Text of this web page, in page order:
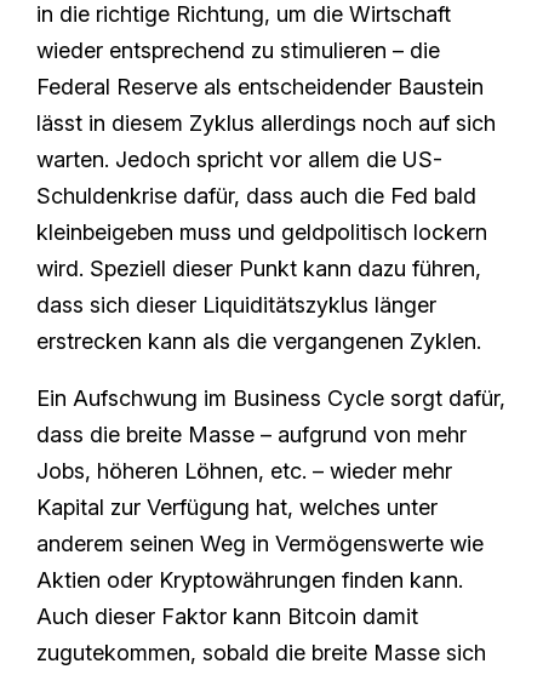
in die richtige Richtung, um die Wirtschaft
wieder entsprechend zu stimulieren – die
Federal Reserve als entscheidender Baustein
lässt in diesem Zyklus allerdings noch auf sich
warten. Jedoch spricht vor allem die US-
Schuldenkrise dafür, dass auch die Fed bald
kleinbeigeben muss und geldpolitisch lockern
wird. Speziell dieser Punkt kann dazu führen,
dass sich dieser Liquiditätszyklus länger
erstrecken kann als die vergangenen Zyklen.
Ein Aufschwung im Business Cycle sorgt dafür,
dass die breite Masse – aufgrund von mehr
Jobs, höheren Löhnen, etc. – wieder mehr
Kapital zur Verfügung hat, welches unter
anderem seinen Weg in Vermögenswerte wie
Aktien oder Kryptowährungen finden kann.
Auch dieser Faktor kann Bitcoin damit
zugutekommen, sobald die breite Masse sich